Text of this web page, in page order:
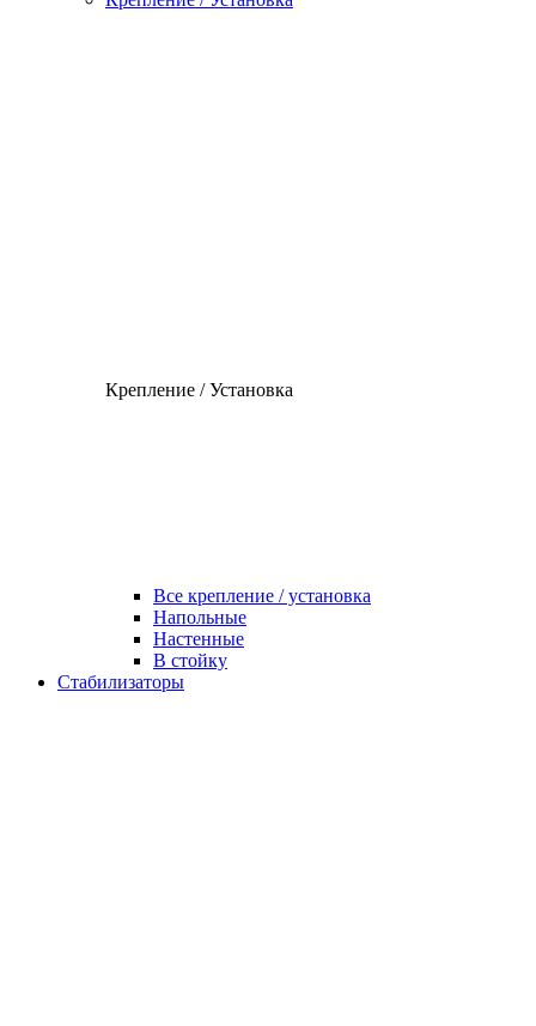
Крепление / Установка
Все крепление / установка
Напольные
Настенные
В стойку
Стабилизаторы